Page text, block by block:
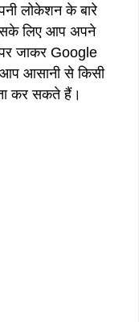
लोकेशन के बारे
लिए आप अपने
जाकर Google
आसानी से किसी
कर सकते हैं।